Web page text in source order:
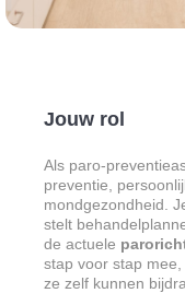
Jouw rol
Als paro-
preventie,
mondgezondheid.
stelt
de actuele
stap voor stap
ze zelf kunnen